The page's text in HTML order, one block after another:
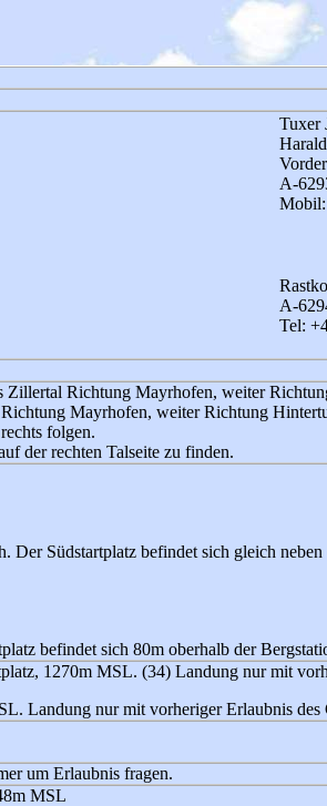
Tuxer
A-
Mobil:
A-
Tel:
Richtung Mayrhofen, weiter
Mayrhofen, weiter Richtung
folgen.
der rechten Talseite zu finden.
Der Südstartplatz befindet sich gleich
befindet sich 80m oberhalb der
1270m MSL. (34) Landung nur mit
Landung nur mit vorheriger Erlaubnis des
um Erlaubnis fragen.
MSL